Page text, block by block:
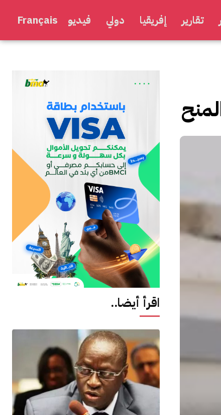
تقارير إفريقيا دولي فيديو Français
اقرأ أيضا..